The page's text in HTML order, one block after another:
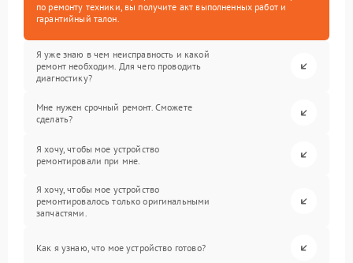
по ремонту техники, вы получите акт выполненных работ и
гарантийный талон.
Я уже знаю в чем неисправность и какой
ремонт необходим. Для чего проводить
диагностику?
Мне нужен срочный ремонт. Сможете
сделать?
Я хочу, чтобы мое устройство
ремонтировали при мне.
Я хочу, чтобы мое устройство
ремонтировалось только оригинальными
запчастями.
Как я узнаю, что мое устройство готово?